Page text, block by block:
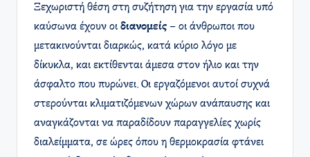
Ξεχωριστή θέση στη συζήτηση για την εργασία υπό
καύσωνα έχουν οι διανομείς – οι άνθρωποι που
μετακινούνται διαρκώς, κατά κύριο λόγο με
δίκυκλα, και εκτίθενται άμεσα στον ήλιο και την
άσφαλτο που πυρώνει. Οι εργαζόμενοι αυτοί συχνά
στερούνται κλιματιζόμενων χώρων ανάπαυσης και
αναγκάζονται να παραδίδουν παραγγελίες χωρίς
διαλείμματα, σε ώρες όπου η θερμοκρασία φτάνει